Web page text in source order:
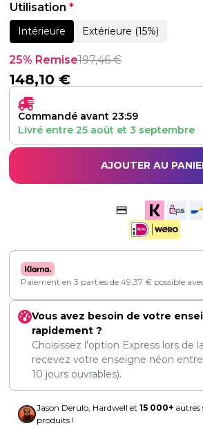
Utilisation *
Intérieure Extérieure (15%)
25% Remise197,46€
148,10 €
Commandé avant 23:59
Livré entre 25 août et 3 septembre
AJOUTER AU
Paiement en 3 parties de 49,37 € possible
Vous avez besoin de votre
rapidement ?
Choisissez l'option Express lors de
recevez votre enseigne néon entre
10 jours ouvrables).
Jason Derulo, Hardwell et 15 000+ autres
produits !